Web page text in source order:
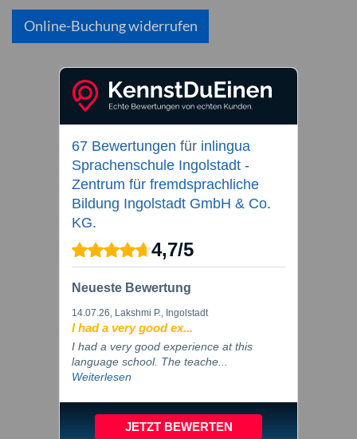
Online-Buchung widerrufen
67 Bewertungen für inlingua
Sprachenschule Ingolstadt -
Zentrum für fremdsprachliche
Bildung Ingolstadt GmbH & Co.
KG.
4,7/5
Neueste Bewertung
14.07.26, Lakshmi P., Ingolstadt
I had a very good ex...
I had a very good experience at this
language school. The teache...
Weiterlesen
JETZT BEWERTEN